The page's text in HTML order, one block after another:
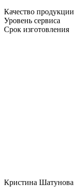
Качество продукции
Уровень сервиса
Срок изготовления
Кристина Шатунова